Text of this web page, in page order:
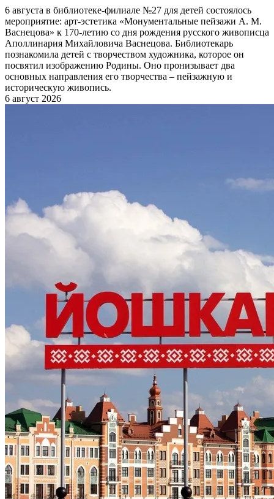
6 августа в библиотеке-филиале №27 для детей состоялось
мероприятие: арт-эстетика «Монументальные пейзажи А. М.
Васнецова» к 170-летию со дня рождения русского живописца
Аполлинария Михайловича Васнецова. Библиотекарь
познакомила детей с творчеством художника, которое он
посвятил изображению Родины. Оно пронизывает два
основных направления его творчества – пейзажную и
историческую живопись.
6 август 2026